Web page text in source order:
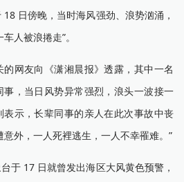
日傍晚，当时海风强劲、浪势汹涌，
人被浪捲走”。
网友向《潇湘晨报》透露，其中一名
，当日风势异常强烈，浪头一波接一
示，长辈同事的亲人在此次事故中丧
外，一人死裡逃生，一人不幸罹难。”
17 日就曾发出海区大风黄色预警，